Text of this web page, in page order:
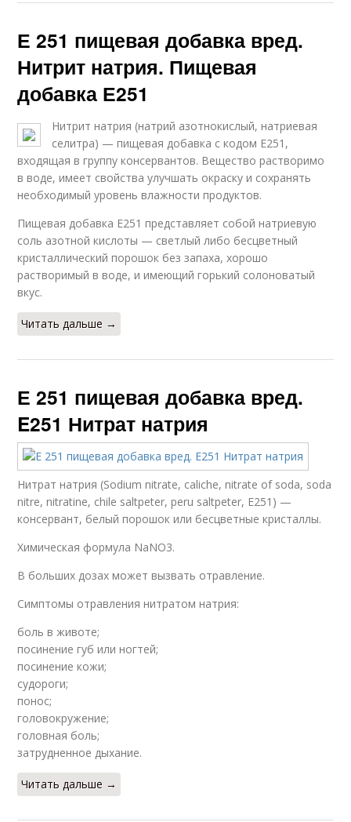
Е 251 пищевая добавка вред.
Нитрит натрия. Пищевая
добавка Е251
Нитрит натрия (натрий азотнокислый, натриевая
селитра) — пищевая добавка с кодом E251,
входящая в группу консервантов. Вещество растворимо
в воде, имеет свойства улучшать окраску и сохранять
необходимый уровень влажности продуктов.
Пищевая добавка E251 представляет собой натриевую
соль азотной кислоты — светлый либо бесцветный
кристаллический порошок без запаха, хорошо
растворимый в воде, и имеющий горький солоноватый
вкус.
Читать дальше →
Е 251 пищевая добавка вред.
E251 Нитрат натрия
Нитрат натрия (Sodium nitrate, caliche, nitrate of soda, soda
nitre, nitratine, chile saltpeter, peru saltpeter, E251) —
консервант, белый порошок или бесцветные кристаллы.
Химическая формула NaNO3.
В больших дозах может вызвать отравление.
Симптомы отравления нитратом натрия:
боль в животе;
посинение губ или ногтей;
посинение кожи;
судороги;
понос;
головокружение;
головная боль;
затрудненное дыхание.
Читать дальше →